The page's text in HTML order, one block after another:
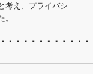
考え、プライバシ